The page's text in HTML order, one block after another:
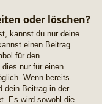
oder löschen?
kannst du nur deine
einen Beitrag
für den
nur für einen
Wenn bereits
dein Beitrag in der
Es wird sowohl die